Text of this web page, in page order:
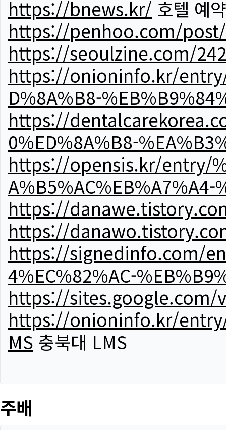
https://bnews.kr/ 호텔 예약
https://penhoo.com/
https://seoulzine.com/
https://onioninfo.kr/entry/
D%8A%B8-
https://
0%ED%8A%B8-
https://opensis.kr/entry/
A%B5%AC%EB%A7%A4-
https://
https://
https://signedinfo.com/
4%EC%82%AC-
https://sites.google.com/
https://onioninfo.kr/entry/
MS 충북대 LMS
주배